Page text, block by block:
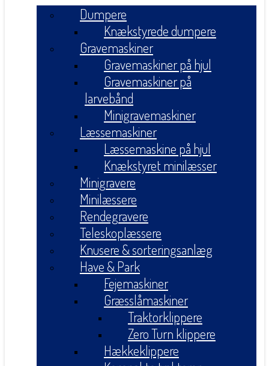
Dumpere
Knækstyrede dumpere
Gravemaskiner
Gravemaskiner på hjul
Gravemaskiner på
larvebånd
Minigravemaskiner
Læssemaskiner
Læssemaskine på hjul
Knækstyret minilæsser
Minigravere
Minilæssere
Rendegravere
Teleskoplæssere
Knusere & sorteringsanlæg
Have & Park
Fejemaskiner
Græsslåmaskiner
Traktorklippere
Zero Turn klippere
Hækkeklippere